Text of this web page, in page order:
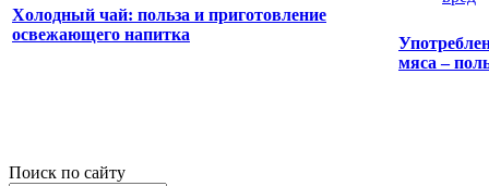
Холодный чай: польза и приготовление
освежающего напитка
мяса –
Поиск по сайту